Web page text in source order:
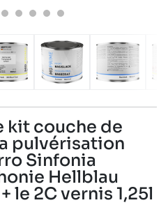
kit couche de
pulvérisation
Sinfonia
Hellblau
le 2C vernis 1,25l